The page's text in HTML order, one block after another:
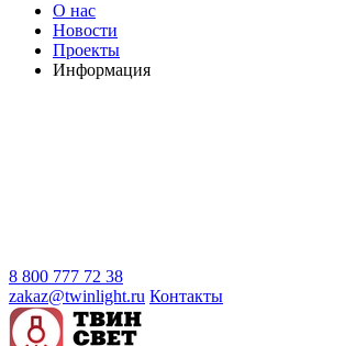
О нас
Новости
Проекты
Информация
8 800 777 72 38
zakaz@twinlight.ru Контакты